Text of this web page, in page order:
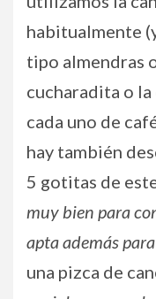
habitualmente
tipo almendras
cucharadita o
cada uno de
hay también
5 gotitas de
muy bien para
apta además
una pizca de